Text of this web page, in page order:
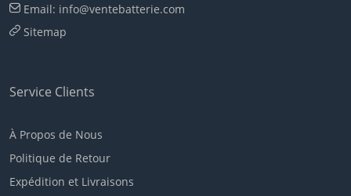
Email: info@ventebatterie.com
Sitemap
Service Clients
À Propos de Nous
Politique de Retour
Expédition et Livraisons